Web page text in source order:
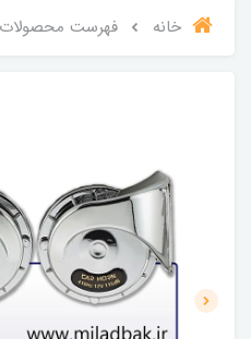
خانه فهرست محصولات